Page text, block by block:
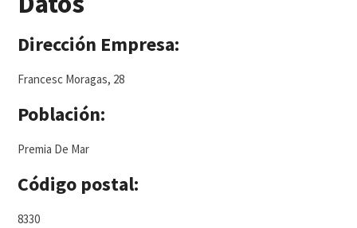
Dirección Empresa:
Francesc Moragas, 28
Población:
Premia De Mar
Código postal:
8330